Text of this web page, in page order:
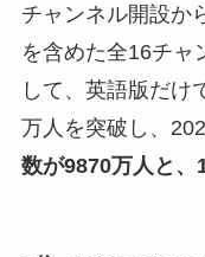
チャンネル開設か
を含めた全16チャ
して、英語版だけ
万人を突破し、
数が9870万人と、